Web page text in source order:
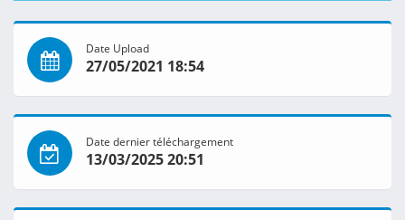
Date Upload
27/05/2021 18:54
Date dernier téléchargement
13/03/2025 20:51